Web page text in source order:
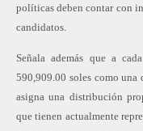
políticas deben contar con
candidatos.
Señala además que a
590,909.00 soles como
asigna una distribución
que tienen actualmente